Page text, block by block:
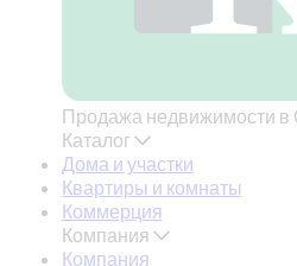
Продажа недвижимости в
Каталог
Дома и участки
Квартиры и комнаты
Коммерция
Компания
Компания